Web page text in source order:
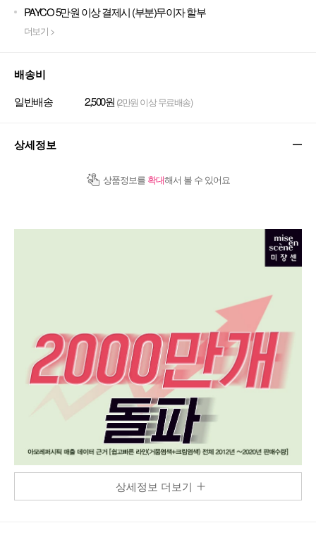
PAYCO 5만원 이상 결제시 (부분)무이자 할부
더보기 >
배송비
일반배송 2,500원 (2만원 이상 무료배송)
상세정보
상품정보를 확대해서 볼 수 있어요
상세정보 더보기